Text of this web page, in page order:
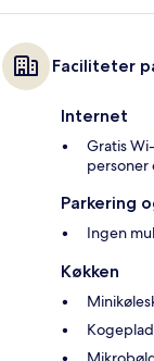
Faciliteter
Internet
Gratis
personer
Parkering
Ingen
Køkken